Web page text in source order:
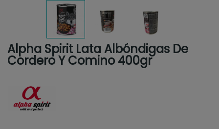
Alpha Spirit Lata Albóndigas De
Cordero Y Comino 400gr